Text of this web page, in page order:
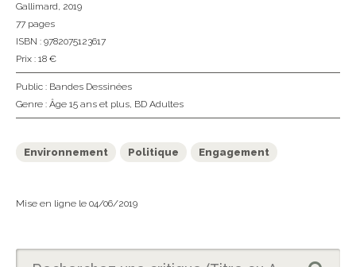
Gallimard, 2019
77 pages
ISBN : 9782075123617
Prix : 18 €
Public : Bandes Dessinées
Genre : Âge 15 ans et plus, BD Adultes
Environnement Politique Engagement
Mise en ligne le 04/06/2019